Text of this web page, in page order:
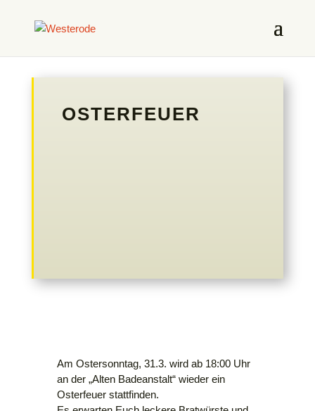
OSTERFEUER
Am Ostersonntag, 31.3. wird ab 18:00 Uhr
an der „Alten Badeanstalt“ wieder ein
Osterfeuer stattfinden.